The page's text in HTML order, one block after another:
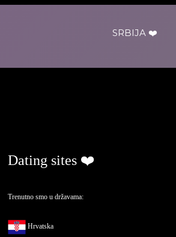
SRBIJA ❤️
Dating sites ❤️
Trenutno smo u državama:
Hrvatska